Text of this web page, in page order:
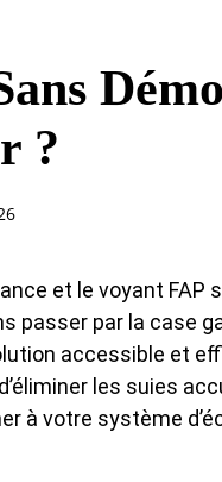
?
et le voyant FAP
passer par la case
accessible et
les suies
à votre système